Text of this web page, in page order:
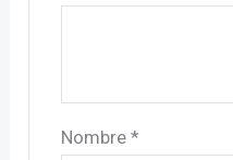
Nombre *